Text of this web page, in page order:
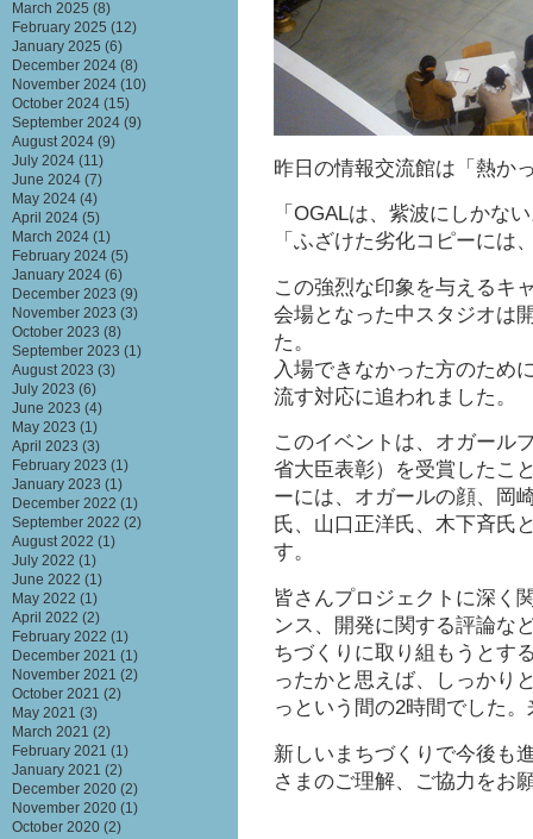
昨日の情報交流館は「熱か
「OGALは、紫波にしかな
「ふざけた劣化コピーには
この強烈な印象を与えるキ
会場となった中スタジオは
た。
入場できなかった方のため
流す対応に追われました。
このイベントは、オガール
省大臣表彰）を受賞したこ
ーには、オガールの顔、岡
氏、山口正洋氏、木下斉氏
す。
皆さんプロジェクトに深く
ンス、開発に関する評論な
ちづくりに取り組もうとす
ったかと思えば、しっかり
っという間の2時間でした
新しいまちづくりで今後も
さまのご理解、ご協力を
March 2025 (8)
February 2025 (12)
January 2025 (6)
December 2024 (8)
November 2024 (10)
October 2024 (15)
September 2024 (9)
August 2024 (9)
July 2024 (11)
June 2024 (7)
May 2024 (4)
April 2024 (5)
March 2024 (1)
February 2024 (5)
January 2024 (6)
December 2023 (9)
November 2023 (3)
October 2023 (8)
September 2023 (1)
August 2023 (3)
July 2023 (6)
June 2023 (4)
May 2023 (1)
April 2023 (3)
February 2023 (1)
January 2023 (1)
December 2022 (1)
September 2022 (2)
August 2022 (1)
July 2022 (1)
June 2022 (1)
May 2022 (1)
April 2022 (2)
February 2022 (1)
December 2021 (1)
November 2021 (2)
October 2021 (2)
May 2021 (3)
March 2021 (2)
February 2021 (1)
January 2021 (2)
December 2020 (2)
November 2020 (1)
October 2020 (2)